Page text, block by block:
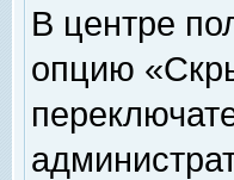
В центре
опцию